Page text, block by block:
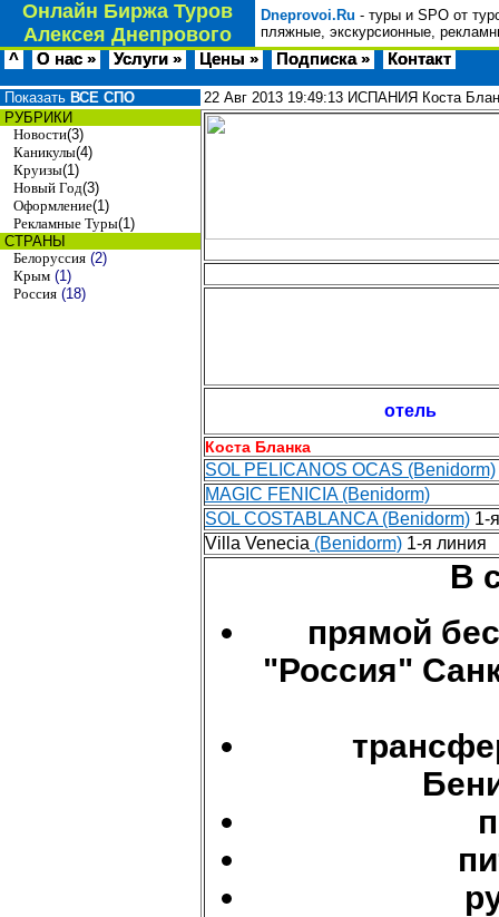
Онлайн Биржа Туров
Алексея Днепрового
Dneprovoi.Ru - туры и SPO от
пляжные, экскурсионные,
^ О нас » Услуги » Цены » Подписка » Контакт
Показать ВСЕ СПО
РУБРИКИ
Новости(3)
Каникулы(4)
Круизы(1)
Новый Год(3)
Оформление(1)
Рекламные Туры(1)
СТРАНЫ
Белоруссия (2)
Крым (1)
Россия (18)
22 Авг 2013 19:49:13 ИСПАНИЯ Коста
отель
Коста Бланка
SOL PELICANOS OCAS (Benidorm)
MAGIC FENICIA (Benidorm)
SOL COSTABLANCA (Benidorm) 1-
Villa Venecia (Benidorm) 1-я линия
В
прямой
"Россия"